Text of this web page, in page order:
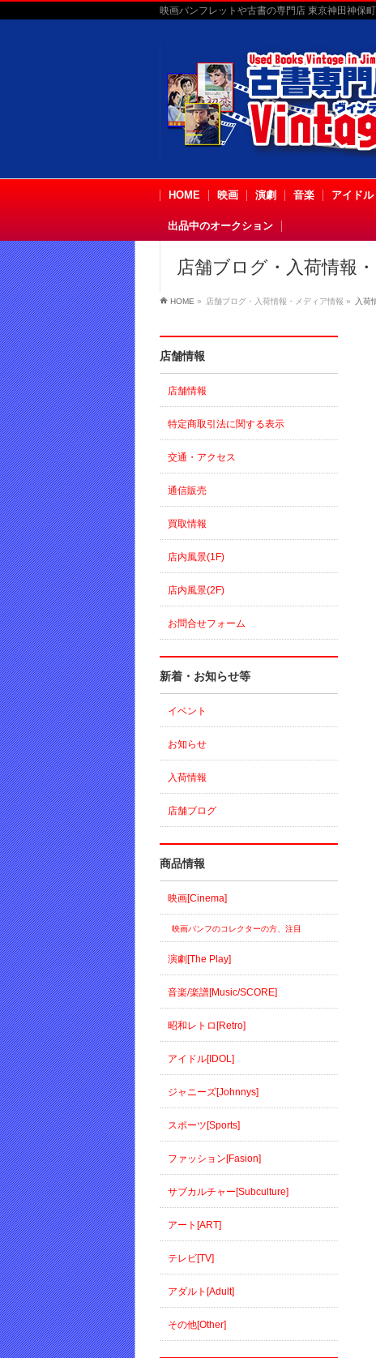
映画パンフレットや古書の専門店 東京神田神保
HOME 映画 演劇 音楽 アイドル
出品中のオークション
店舗ブログ・入荷情報
HOME » 店舗ブログ・入荷情報・メディア情報 » 入荷
店舗情報
店舗情報
特定商取引法に関する表示
交通・アクセス
通信販売
買取情報
店内風景(1F)
店内風景(2F)
お問合せフォーム
新着・お知らせ等
イベント
お知らせ
入荷情報
店舗ブログ
商品情報
映画[Cinema]
映画パンフのコレクターの方、注目
演劇[The Play]
音楽/楽譜[Music/SCORE]
昭和レトロ[Retro]
アイドル[IDOL]
ジャニーズ[Johnnys]
スポーツ[Sports]
ファッション[Fasion]
サブカルチャー[Subculture]
アート[ART]
テレビ[TV]
アダルト[Adult]
その他[Other]